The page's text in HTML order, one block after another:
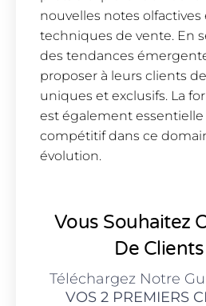
nouvelles notes
techniques de vente. En
des tendances
proposer à leurs clients
uniques et exclusifs. La
est également
compétitif dans ce
évolution.
Vous Souhaitez
De Clients
Téléchargez Notre
VOS 2 PREMIERS